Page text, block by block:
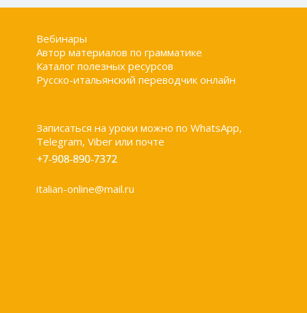
Вебинары
Автор материалов по грамматике
Каталог полезных ресурсов
Русско-итальянский переводчик онлайн
Записаться на уроки можно по WhatsApp,
Telegram, Viber или почте
italian-online@mail.ru